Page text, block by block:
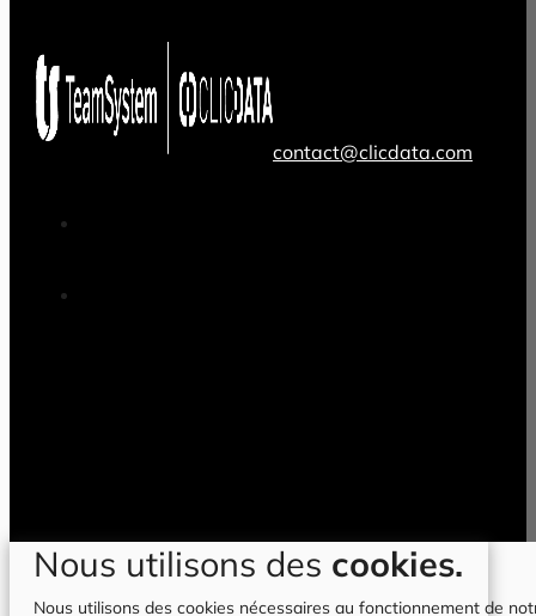
contact@clicdata.com
Nous utilisons des cookies.
Nous utilisons des cookies nécessaires au fonctionnement de